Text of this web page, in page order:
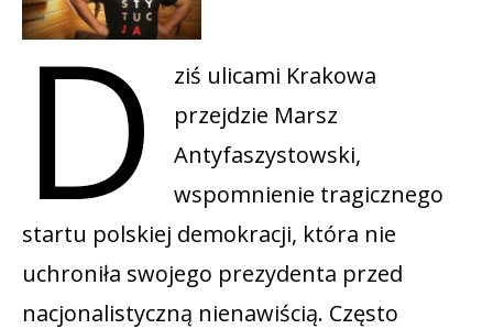
D
ziś ulicami Krakowa
przejdzie Marsz
Antyfaszystowski,
wspomnienie tragicznego
startu polskiej demokracji, która nie
uchroniła swojego prezydenta przed
nacjonalistyczną nienawiścią. Często